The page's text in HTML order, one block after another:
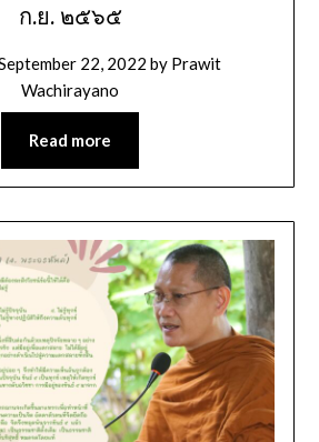
ก.ย. ๒๕๖๕
22, 2022 by Prawit
Wachirayano
Read more